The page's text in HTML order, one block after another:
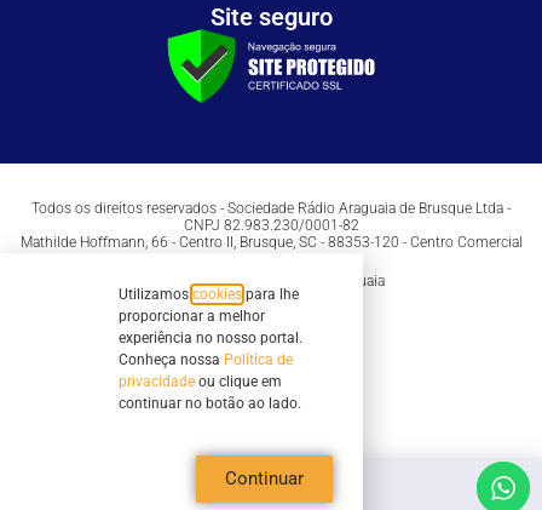
Site seguro
Todos os direitos reservados - Sociedade Rádio Araguaia de Brusque Ltda -
CNPJ 82.983.230/0001-82
Mathilde Hoffmann, 66 - Centro II, Brusque, SC - 88353-120 - Centro Comercial
Copyright © 2026 | Rádio Araguaia
Utilizamos cookies para lhe
proporcionar a melhor
experiência no nosso portal.
Conheça nossa Política de
privacidade ou clique em
continuar no botão ao lado.
Continuar